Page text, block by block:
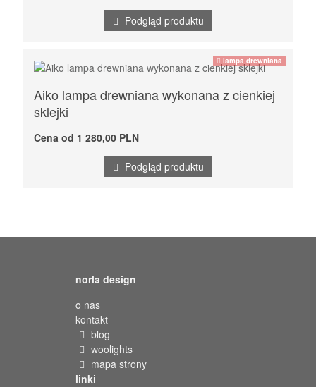
Podgląd produktu
lampa drewniana
Aiko lampa drewniana wykonana z cienkiej
sklejki
Cena od 1 280,00 PLN
Podgląd produktu
norla design
o nas
kontakt
blog
woolights
mapa strony
linki